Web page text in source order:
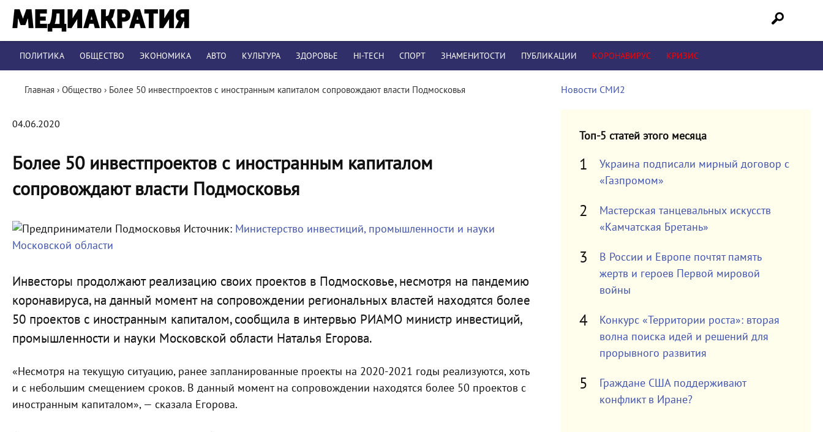
ПОЛИТИКА ОБЩЕСТВО ЭКОНОМИКА АВТО КУЛЬТУРА ЗДОРОВЬЕ HI-TECH СПОРТ ЗНАМЕНИТОСТИ ПУБЛИКАЦИИ КОРОНАВИРУС КРИЗИС
Главная › Общество › Более 50 инвестпроектов с иностранным капиталом сопровождают власти Подмосковья
04.06.2020
Более 50 инвестпроектов с иностранным капиталом
сопровождают власти Подмосковья
Источник: Министерство инвестиций, промышленности и науки
Московской области
Инвесторы продолжают реализацию своих проектов в Подмосковье, несмотря на пандемию
коронавируса, на данный момент на сопровождении региональных властей находятся более
50 проектов с иностранным капиталом, сообщила в интервью РИАМО министр инвестиций,
промышленности и науки Московской области Наталья Егорова.
«Несмотря на текущую ситуацию, ранее запланированные проекты на 2020-2021 годы реализуются, хоть
и с небольшим смещением сроков. В данный момент на сопровождении находятся более 50 проектов с
иностранным капиталом», — сказала Егорова.
Новости СМИ2
Топ-5 статей этого месяца
Украина подписали мирный договор с
«Газпромом»
Мастерская танцевальных искусств
«Камчатская Бретань»
В России и Европе почтят память
жертв и героев Первой мировой
войны
Конкурс «Территории роста»: вторая
волна поиска идей и решений для
прорывного развития
Граждане США поддерживают
конфликт в Иране?